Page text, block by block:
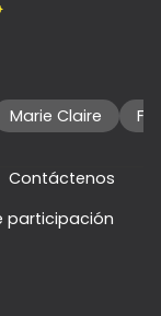
Marie Claire
Contáctenos
participación